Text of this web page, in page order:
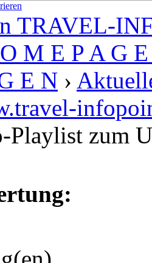
TRAVEL-
M E P A G
E N ›
Playlist zum